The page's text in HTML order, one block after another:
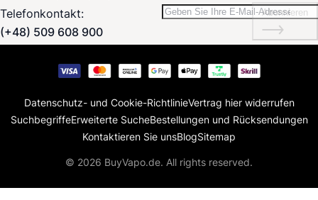
Telefonkontakt:
(+48) 509 608 900
Abonnieren
Datenschutz- und Cookie-RichtlinieVertrag hier widerrufen
SuchbegriffeErweiterte SucheBestellungen und Rücksendungen
Kontaktieren Sie unsBlogSitemap
© 2026 BuyVapo.de. All rights reserved.